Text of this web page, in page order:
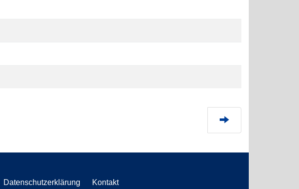
Datenschutzerklärung Kontakt